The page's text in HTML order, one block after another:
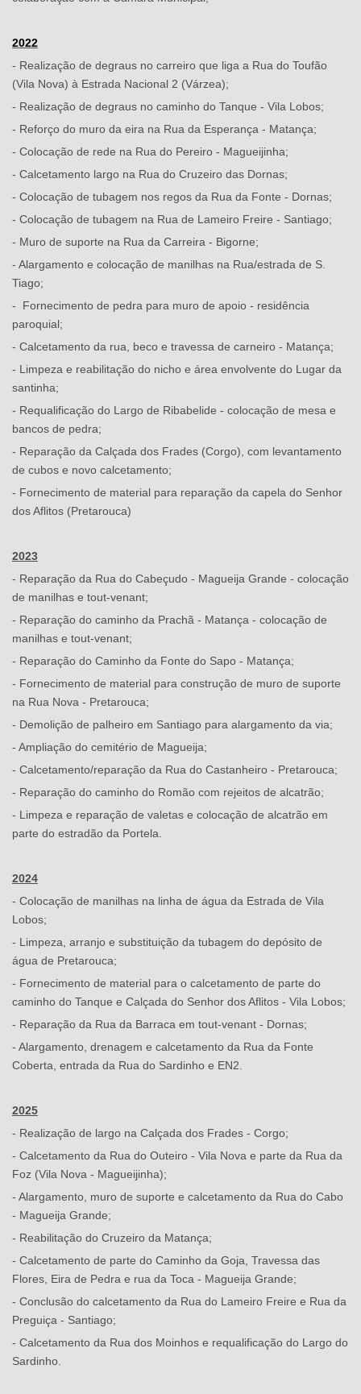
2022
- Realização de degraus no carreiro que liga a Rua do Toufão
(Vila Nova) à Estrada Nacional 2 (Várzea);
- Realização de degraus no caminho do Tanque - Vila Lobos;
- Reforço do muro da eira na Rua da Esperança - Matança;
- Colocação de rede na Rua do Pereiro - Magueijinha;
- Calcetamento largo na Rua do Cruzeiro das Dornas;
- Colocação de tubagem nos regos da Rua da Fonte - Dornas;
- Colocação de tubagem na Rua de Lameiro Freire - Santiago;
- Muro de suporte na Rua da Carreira - Bigorne;
- Alargamento e colocação de manilhas na Rua/estrada de S.
Tiago;
- Fornecimento de pedra para muro de apoio - residência
paroquial;
- Calcetamento da rua, beco e travessa de carneiro - Matança;
- Limpeza e reabilitação do nicho e área envolvente do Lugar da
santinha;
- Requalificação do Largo de Ribabelide - colocação de mesa e
bancos de pedra;
- Reparação da Calçada dos Frades (Corgo), com levantamento
de cubos e novo calcetamento;
- Fornecimento de material para reparação da capela do Senhor
dos Aflitos (Pretarouca)
2023
- Reparação da Rua do Cabeçudo - Magueija Grande - colocação
de manilhas e tout-venant;
- Reparação do caminho da Prachã - Matança - colocação de
manilhas e tout-venant;
- Reparação do Caminho da Fonte do Sapo - Matança;
- Fornecimento de material para construção de muro de suporte
na Rua Nova - Pretarouca;
- Demolição de palheiro em Santiago para alargamento da via;
- Ampliação do cemitério de Magueija;
- Calcetamento/reparação da Rua do Castanheiro - Pretarouca;
- Reparação do caminho do Romão com rejeitos de alcatrão;
- Limpeza e reparação de valetas e colocação de alcatrão em
parte do estradão da Portela.
2024
- Colocação de manilhas na linha de água da Estrada de Vila
Lobos;
- Limpeza, arranjo e substituição da tubagem do depósito de
água de Pretarouca;
- Fornecimento de material para o calcetamento de parte do
caminho do Tanque e Calçada do Senhor dos Aflitos - Vila Lobos;
- Reparação da Rua da Barraca em tout-venant - Dornas;
- Alargamento, drenagem e calcetamento da Rua da Fonte
Coberta, entrada da Rua do Sardinho e EN2.
2025
- Realização de largo na Calçada dos Frades - Corgo;
- Calcetamento da Rua do Outeiro - Vila Nova e parte da Rua da
Foz (Vila Nova - Magueijinha);
- Alargamento, muro de suporte e calcetamento da Rua do Cabo
- Magueija Grande;
- Reabilitação do Cruzeiro da Matança;
- Calcetamento de parte do Caminho da Goja, Travessa das
Flores, Eira de Pedra e rua da Toca - Magueija Grande;
- Conclusão do calcetamento da Rua do Lameiro Freire e Rua da
Preguiça - Santiago;
- Calcetamento da Rua dos Moinhos e requalificação do Largo do
Sardinho.